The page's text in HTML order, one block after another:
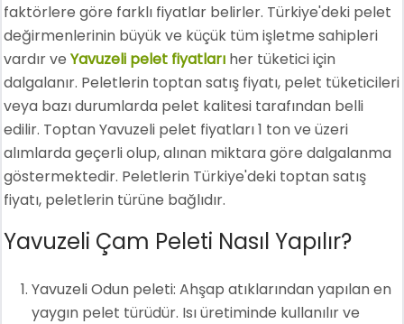
faktörlere göre farklı fiyatlar belirler. Türkiye'deki pelet
değirmenlerinin büyük ve küçük tüm işletme sahipleri
vardır veYavuzeli pelet fiyatları her tüketici için
dalgalanır. Peletlerin toptan satış fiyatı, pelet tüketicileri
veya bazı durumlarda pelet kalitesi tarafından belli
edilir. Toptan Yavuzeli pelet fiyatları 1 ton ve üzeri
alımlarda geçerli olup, alınan miktara göre dalgalanma
göstermektedir. Peletlerin Türkiye'deki toptan satış
fiyatı, peletlerin türüne bağlıdır.
Yavuzeli Çam Peleti Nasıl Yapılır?
Yavuzeli Odun peleti: Ahşap atıklarından yapılan en
yaygın pelet türüdür. Isı üretiminde kullanılır ve